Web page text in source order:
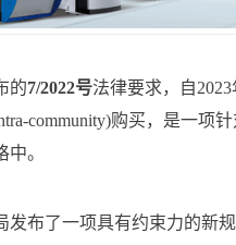
的7/2022号法律要求，自
community)购买，是一
。
发布了一项具有约束力的新规